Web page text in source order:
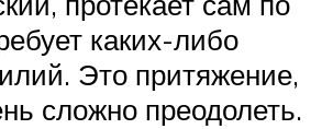
каких-либо
Это притяжение,
сложно преодолеть.